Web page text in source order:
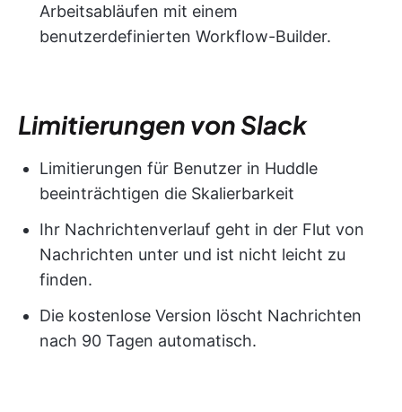
Arbeitsabläufen mit einem
benutzerdefinierten Workflow-Builder.
Limitierungen von Slack
Limitierungen für Benutzer in Huddle
beeinträchtigen die Skalierbarkeit
Ihr Nachrichtenverlauf geht in der Flut von
Nachrichten unter und ist nicht leicht zu
finden.
Die kostenlose Version löscht Nachrichten
nach 90 Tagen automatisch.